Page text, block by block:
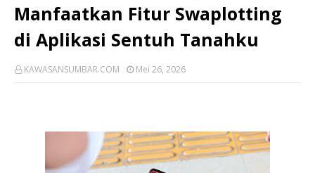
Manfaatkan Fitur Swaplotting
di Aplikasi Sentuh Tanahku
KAWASANSUMBAR.COM Mei 26, 2026